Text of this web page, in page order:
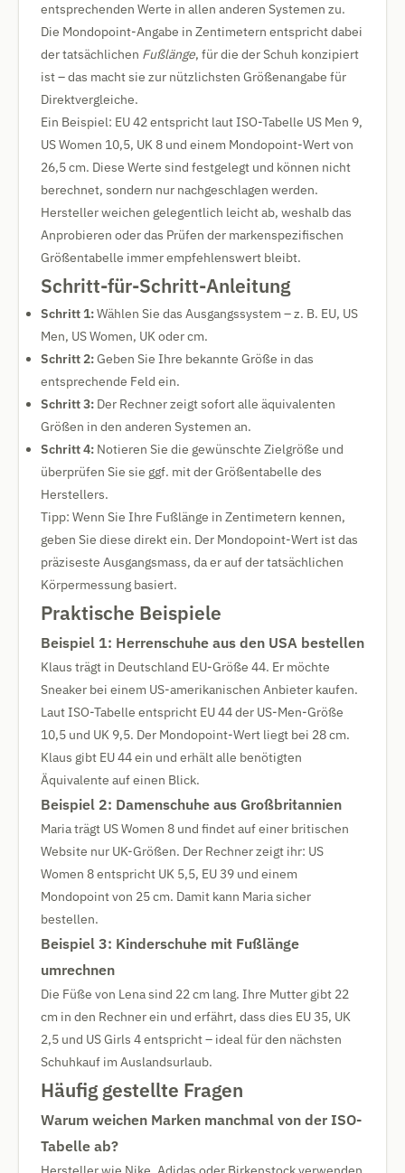
entsprechenden Werte in allen anderen Systemen zu.
Die Mondopoint-Angabe in Zentimetern entspricht dabei
der tatsächlichen Fußlänge, für die der Schuh konzipiert
ist – das macht sie zur nützlichsten Größenangabe für
Direktvergleiche.
Ein Beispiel: EU 42 entspricht laut ISO-Tabelle US Men 9,
US Women 10,5, UK 8 und einem Mondopoint-Wert von
26,5 cm. Diese Werte sind festgelegt und können nicht
berechnet, sondern nur nachgeschlagen werden.
Hersteller weichen gelegentlich leicht ab, weshalb das
Anprobieren oder das Prüfen der markenspezifischen
Größentabelle immer empfehlenswert bleibt.
Schritt-für-Schritt-Anleitung
Schritt 1:Wählen Sie das Ausgangssystem – z. B. EU, US
Men, US Women, UK oder cm.
Schritt 2:Geben Sie Ihre bekannte Größe in das
entsprechende Feld ein.
Schritt 3: Der Rechner zeigt sofort alle äquivalenten
Größen in den anderen Systemen an.
Schritt 4: Notieren Sie die gewünschte Zielgröße und
überprüfen Sie sie ggf. mit der Größentabelle des
Herstellers.
Tipp: Wenn Sie Ihre Fußlänge in Zentimetern kennen,
geben Sie diese direkt ein. Der Mondopoint-Wert ist das
präziseste Ausgangsmass, da er auf der tatsächlichen
Körpermessung basiert.
Praktische Beispiele
Beispiel 1: Herrenschuhe aus den USA bestellen
Klaus trägt in Deutschland EU-Größe 44. Er möchte
Sneaker bei einem US-amerikanischen Anbieter kaufen.
Laut ISO-Tabelle entspricht EU 44 der US-Men-Größe
10,5 und UK 9,5. Der Mondopoint-Wert liegt bei 28 cm.
Klaus gibt EU 44 ein und erhält alle benötigten
Äquivalente auf einen Blick.
Beispiel 2: Damenschuhe aus Großbritannien
Maria trägt US Women 8 und findet auf einer britischen
Website nur UK-Größen. Der Rechner zeigt ihr: US
Women 8 entspricht UK 5,5, EU 39 und einem
Mondopoint von 25 cm. Damit kann Maria sicher
bestellen.
Beispiel 3: Kinderschuhe mit Fußlänge
umrechnen
Die Füße von Lena sind 22 cm lang. Ihre Mutter gibt 22
cm in den Rechner ein und erfährt, dass dies EU 35, UK
2,5 und US Girls 4 entspricht – ideal für den nächsten
Schuhkauf im Auslandsurlaub.
Häufig gestellte Fragen
Warum weichen Marken manchmal von der ISO-
Tabelle ab?